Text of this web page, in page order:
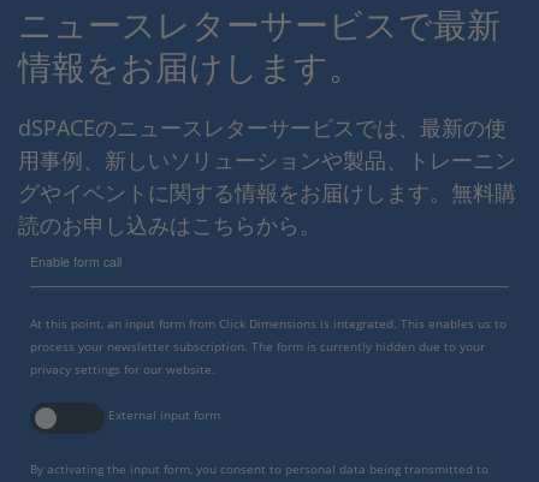
ニュースレターサービスで最新
情報をお届けします。
dSPACEのニュースレターサービスでは、最新の使
用事例、新しいソリューションや製品、トレーニン
グやイベントに関する情報をお届けします。無料購
読のお申し込みはこちらから。
Enable form call
At this point, an input form from Click Dimensions is integrated. This enables us to
process your newsletter subscription. The form is currently hidden due to your
privacy settings for our website.
External input form
By activating the input form, you consent to personal data being transmitted to